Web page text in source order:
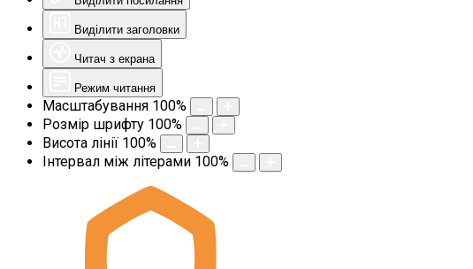
Виділити заголовки
Читач з екрана
Режим читання
Масштабування 100%
Розмір шрифту 100%
Висота лінії 100%
Інтервал між літерами 100%